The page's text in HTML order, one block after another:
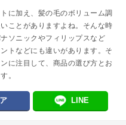
に加え、髪の毛のボリューム調
ことがありますよね。そんな時
ソニックやフィリップスなど
トなどにも違いがあります。そ
に注目して、商品の選び方とお
。
LINE